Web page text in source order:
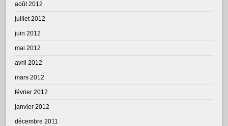
août 2012
juillet 2012
juin 2012
mai 2012
avril 2012
mars 2012
février 2012
janvier 2012
décembre 2011